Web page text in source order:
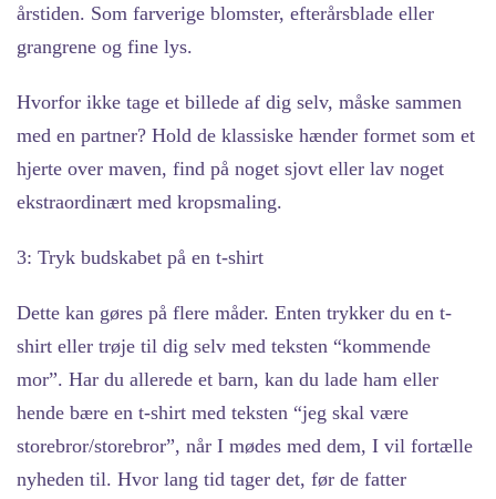
årstiden. Som farverige blomster, efterårsblade eller
grangrene og fine lys.
Hvorfor ikke tage et billede af dig selv, måske sammen
med en partner? Hold de klassiske hænder formet som et
hjerte over maven, find på noget sjovt eller lav noget
ekstraordinært med kropsmaling.
3: Tryk budskabet på en t-shirt
Dette kan gøres på flere måder. Enten trykker du en t-
shirt eller trøje til dig selv med teksten “kommende
mor”. Har du allerede et barn, kan du lade ham eller
hende bære en t-shirt med teksten “jeg skal være
storebror/storebror”, når I mødes med dem, I vil fortælle
nyheden til. Hvor lang tid tager det, før de fatter